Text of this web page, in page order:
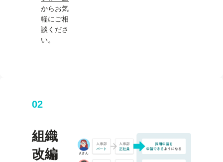
からお気
軽にご相
談くださ
い。
02
組織
改編